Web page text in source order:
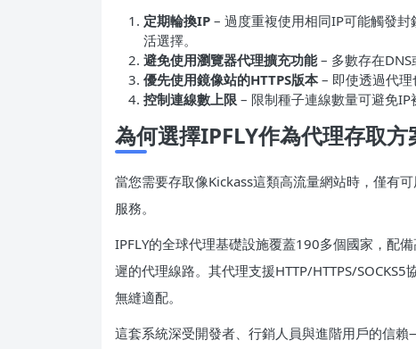
定期輪換IP – 過度重複使用相同IP可能觸發
活選擇。
避免使用瀏覽器代理擴充功能– 多數存在DNS
優先使用鏡像站的HTTPS版本– 即使透過代理
控制連線數上限 – 限制種子連線數量可避免IP
為何選擇IPFLY作為代理存取方
當您需要存取像Kickass這類高流量網站時，僅有
服務。
IPFLY的全球代理基礎設施覆蓋190多個國家，配
遲的代理線路。其代理支援HTTP/HTTPS/
無縫適配。
這套系統深受開發者、行銷人員與進階用戶的信